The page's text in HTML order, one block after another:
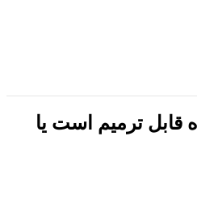
قابل ترمیم است یا